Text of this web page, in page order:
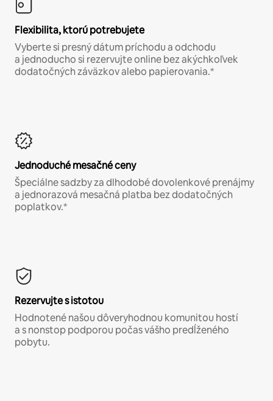
Flexibilita, ktorú potrebujete
Vyberte si presný dátum príchodu a odchodu
a jednoducho si rezervujte online bez akýchkoľvek
dodatočných záväzkov alebo papierovania.*
Jednoduché mesačné ceny
Špeciálne sadzby za dlhodobé dovolenkové prenájmy
a jednorazová mesačná platba bez dodatočných
poplatkov.*
Rezervujte s istotou
Hodnotené našou dôveryhodnou komunitou hostí
a s nonstop podporou počas vášho predĺženého
pobytu.